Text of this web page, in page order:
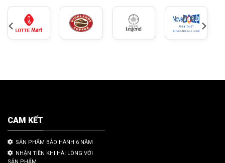
CAM KẾT
SẢN PHẨM BẢO HÀNH 6 NĂM
NHẬN TIỀN KHI HÀI LÒNG VỚI